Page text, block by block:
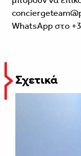
WhatsApp στο
Σχετικά